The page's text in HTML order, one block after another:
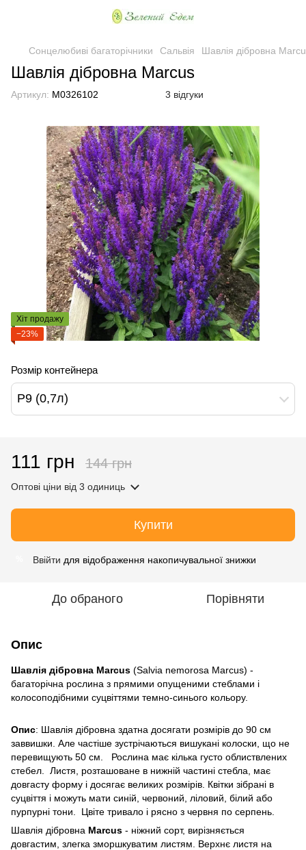
Сонцелюбиві багаторічники Сальвія Шавлія дібровна
Шавлія дібровна Marcus
Артикул: M0326102 3 відгуки
Хіт продажу
−23%
Розмір контейнера
Р9 (0,7л)
111 грн 144 грн
Оптові ціни від 3 одиниць
Купити
Ввійти для відображення накопичувальної знижки
До обраного Порівняти
Опис
Шавлія дібровна Marcus (Salvia nemorosa Marcus) -
багаторічна рослина з прямими опущеними стеблами і
колосоподібними суцвіттями темно-синього кольору.
Опис: Шавлія дібровна здатна досягати розмірів до 90 см
заввишки. Але частіше зустрічаються вишукані колоски, що не
перевищують 50 см. Рослина має кілька густо облиствлених
стебел. Листя, розташоване в нижній частині стебла, має
довгасту форму і досягає великих розмірів. Квітки зібрані в
суцвіття і можуть мати синій, червоний, ліловий, білий або
пурпурні тони. Цвіте тривало і рясно з червня по серпень.
Шавлія дібровна Marcus - ніжний сорт, вирізняється
довгастим, злегка зморшкуватим листям. Верхнє листя на